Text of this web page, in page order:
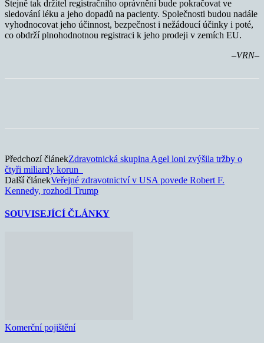
Stejně tak držitel registračního oprávnění bude pokračovat ve
sledování léku a jeho dopadů na pacienty. Společnosti budou nadále
vyhodnocovat jeho účinnost, bezpečnost i nežádoucí účinky i poté,
co obdrží plnohodnotnou registraci k jeho prodeji v zemích EU.
–VRN–
Předchozí článekZdravotnická skupina Agel loni zvýšila tržby o
čtyři miliardy korun
Další článekVeřejné zdravotnictví v USA povede Robert F.
Kennedy, rozhodl Trump
SOUVISEJÍCÍ ČLÁNKY
Komerční pojištění